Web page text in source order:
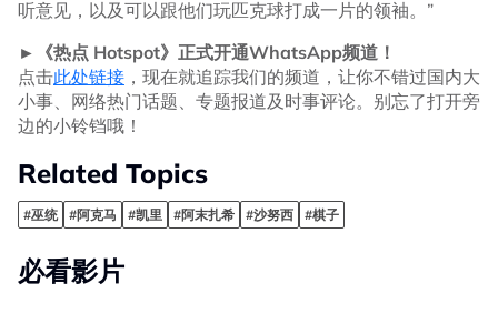
听意见，以及可以跟他们玩匹克球打成一片的领袖。”
►《热点 Hotspot》正式开通WhatsApp频道！
点击此处链接 ，现在就追踪我们的频道，让你不错过国内大
小事、网络热门话题、专题报道及时事评论。别忘了打开旁
边的小铃铛哦！
Related Topics
#巫统 #阿克马 #凯里 #阿末扎希 #沙努西 #棋子
必看影片